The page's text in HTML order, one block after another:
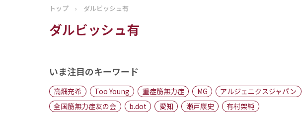
トップページ
お知らせ
地域
キーパーソン
トップ › ダルビッシュ有
ダルビッシュ有
いま注目のキーワード
高畑充希 Too Young 重症筋無力症 MG アルジェニクスジャパン
全国筋無力症友の会
b.dot 愛知 瀬戸康史
有村架純